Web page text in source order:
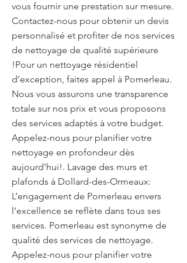
vous fournir une prestation sur mesure.
Contactez-nous pour obtenir un devis
personnalisé et profiter de nos services
de nettoyage de qualité supérieure
!Pour un nettoyage résidentiel
d’exception, faites appel à Pomerleau.
Nous vous assurons une transparence
totale sur nos prix et vous proposons
des services adaptés à votre budget.
Appelez-nous pour planifier votre
nettoyage en profondeur dès
aujourd'hui!. Lavage des murs et
plafonds à Dollard-des-Ormeaux:
L’engagement de Pomerleau envers
l’excellence se reflète dans tous ses
services. Pomerleau est synonyme de
qualité des services de nettoyage.
Appelez-nous pour planifier votre